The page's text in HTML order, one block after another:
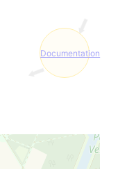
Documentation